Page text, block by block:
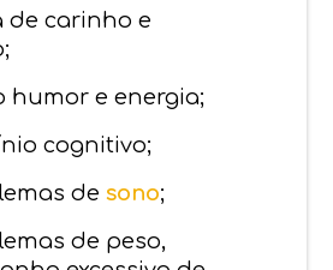
de carinho e
humor e energia;
cognitivo;
desono;
de peso,